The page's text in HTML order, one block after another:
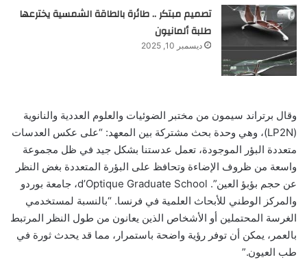
تصميم مبتكر .. طائرة بالطاقة الشمسية يخترعها
طلبة ألمانيون
ديسمبر 10, 2025
وقال برتراند سيمون من مختبر الضوئيات والعلوم العددية والنانوية
(LP2N)، وهي وحدة بحث مشتركة بين المعهد: “على عكس العدسات
متعددة البؤر الموجودة، تعمل عدستنا بشكل جيد في ظل مجموعة
واسعة من ظروف الإضاءة وتحافظ على البؤرة المتعددة بغض النظر
عن حجم بؤبؤ العين”. d’Optique Graduate School، جامعة بوردو
والمركز الوطني للأبحاث العلمية في فرنسا. “بالنسبة لمستخدمي
الغرسة المحتملين أو الأشخاص الذين يعانون من طول النظر المرتبط
بالعمر، يمكن أن توفر رؤية واضحة باستمرار، مما قد يحدث ثورة في
طب العيون.”